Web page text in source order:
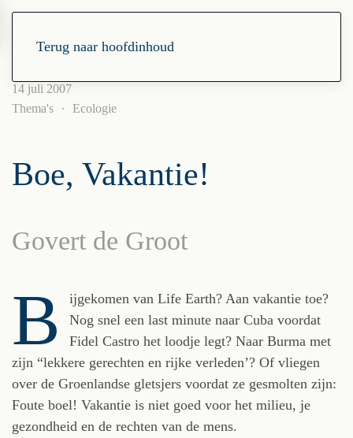
Terug naar hoofdinhoud
14 juli 2007
Thema's
Ecologie
Boe, Vakantie!
Govert de Groot
B
ijgekomen van Life Earth? Aan vakantie toe?
Nog snel een last minute naar Cuba voordat
Fidel Castro het loodje legt? Naar Burma met
zijn “lekkere gerechten en rijke verleden’? Of vliegen
over de Groenlandse gletsjers voordat ze gesmolten zijn:
Foute boel! Vakantie is niet goed voor het milieu, je
gezondheid en de rechten van de mens.